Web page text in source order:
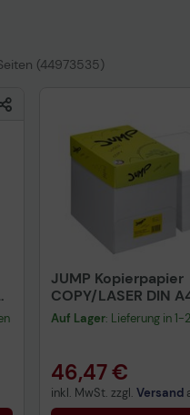
(44973535)
JUMP Kopierpapier
COPY/LASER DIN
Auf Lager: Lieferung in
46,47 €
inkl. MwSt. zzgl. Versand